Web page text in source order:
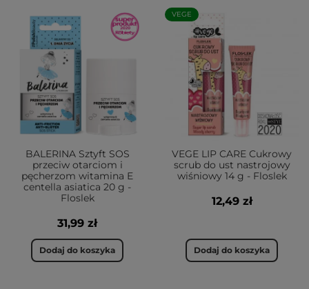
BALERINA Sztyft SOS
przeciw otarciom i
pęcherzom witamina E
centella asiatica 20 g -
Floslek
31,99 zł
Dodaj do koszyka
VEGE
VEGE LIP CARE Cukrowy
scrub do ust nastrojowy
wiśniowy 14 g - Floslek
12,49 zł
Dodaj do koszyka